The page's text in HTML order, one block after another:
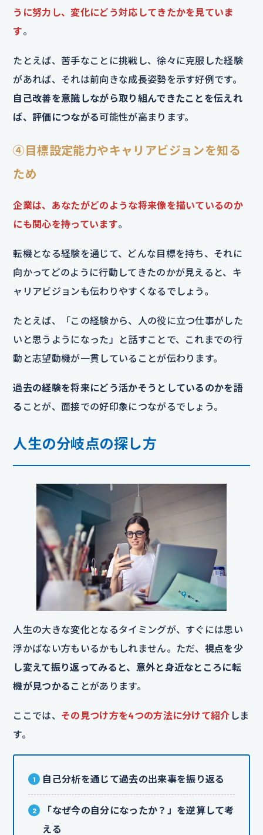
うに努力し、変化にどう対応してきたかを見ていま
す。
たとえば、苦手なことに挑戦し、徐々に克服した経験
があれば、それは前向きな成長姿勢を示す好例です。
自己改善を意識しながら取り組んできたことを伝えれ
ば、評価につながる可能性が高まります。
④目標設定能力やキャリアビジョンを知る
ため
企業は、あなたがどのような将来像を描いているのか
にも関心を持っています。
転機となる経験を通じて、どんな目標を持ち、それに
向かってどのように行動してきたのかが見えると、キ
ャリアビジョンも伝わりやすくなるでしょう。
たとえば、「この経験から、人の役に立つ仕事がした
いと思うようになった」と話すことで、これまでの行
動と志望動機が一貫していることが伝わります。
過去の経験を将来にどう活かそうとしているのかを語
る ことが、面接での好印象につながるでしょう。
人生の分岐点の探し方
人生の大きな変化となるタイミングが、すぐには思い
浮かばない方もいるかもしれません。ただ、 視点を少
し変えて振り返ってみると、意外と身近なところに転
機が見つかる ことがあります。
ここでは、 その見つけ方を4つの方法に分けて紹介 しま
す。
自己分析を通じて過去の出来事を振り返る
「なぜ今の自分になったか？」を逆算して考
える